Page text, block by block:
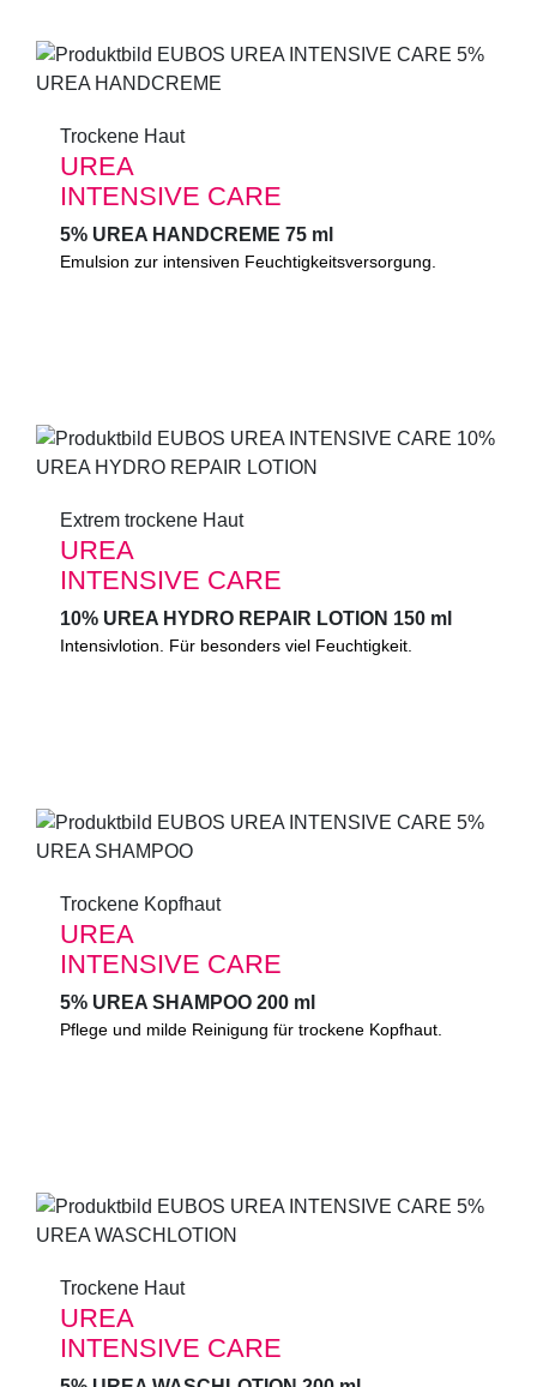
Trockene Haut
UREA
INTENSIVE CARE
5% UREA HANDCREME 75 ml
Intensive Feuchtigkeitsversorgung durch UREA.
Trockene Haut
UREA
INTENSIVE CARE
5% UREA HANDCREME 75 ml
Emulsion zur intensiven Feuchtigkeitsversorgung.
Extrem trockene Haut
UREA
INTENSIVE CARE
10% UREA HYDRO REPAIR LOTION 150 ml
Wohltuende Intensivlotion für besonders viel
Extrem trockene Haut
UREA
INTENSIVE CARE
10% UREA HYDRO REPAIR LOTION 150 ml
Intensivlotion. Für besonders viel Feuchtigkeit.
Trockene Kopfhaut
UREA
INTENSIVE CARE
5% UREA SHAMPOO 200 ml
Pflege und milde Reinigung für trockene Kopfhaut. Mit
Trockene Kopfhaut
UREA
INTENSIVE CARE
5% UREA SHAMPOO 200 ml
Pflege und milde Reinigung für trockene Kopfhaut.
Trockene Haut
UREA
INTENSIVE CARE
Trockene Haut
UREA
INTENSIVE CARE